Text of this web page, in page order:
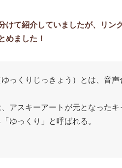
けて紹介していましたが、リ
めました！
っくりじっきょう）とは、音
アスキーアートが元となった
ゆっくり」と呼ばれる。